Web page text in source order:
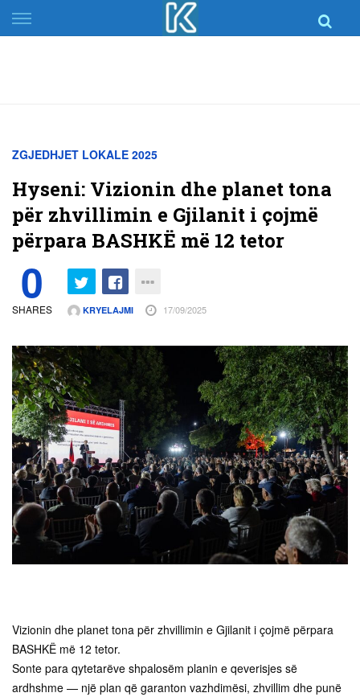
Skip
to
ZGJEDHJET LOKALE 2025
Hyseni: Vizionin dhe planet tona
për zhvillimin e Gjilanit i çojmë
përpara BASHKË më 12 tetor
0
SHARES KRYELAJMI 17/09/2025
Vizionin dhe planet tona për zhvillimin e Gjilanit i çojmë përpara
BASHKË më 12 tetor.
Sonte para qytetarëve shpalosëm planin e qeverisjes së
ardhshme — një plan që garanton vazhdimësi, zhvillim dhe punë